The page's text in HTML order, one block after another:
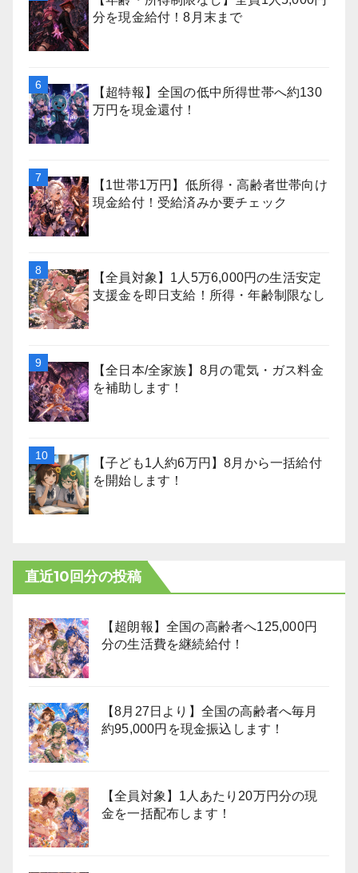
分を現金給付！8月末まで
【超特報】全国の低中所得世帯へ約130
万円を現金還付！
【1世帯1万円】低所得・高齢者世帯向け
現金給付！受給済みか要チェック
【全員対象】1人5万6,000円の生活安定
支援金を即日支給！所得・年齢制限なし
【全日本/全家族】8月の電気・ガス料金
を補助します！
【子ども1人約6万円】8月から一括給付
を開始します！
直近10回分の投稿
【超朗報】全国の高齢者へ125,000円
分の生活費を継続給付！
【8月27日より】全国の高齢者へ毎月
約95,000円を現金振込します！
【全員対象】1人あたり20万円分の現
金を一括配布します！